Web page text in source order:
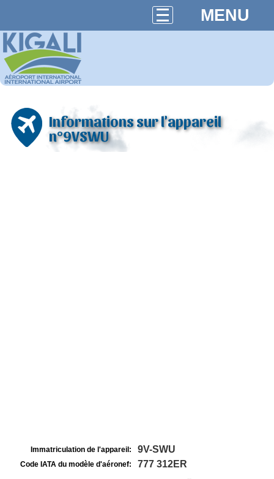
MENU
Informations sur l'appareil
n°9VSWU
Immatriculation de l'appareil: 9V-SWU
Code IATA du modèle d'aéronef: 777 312ER